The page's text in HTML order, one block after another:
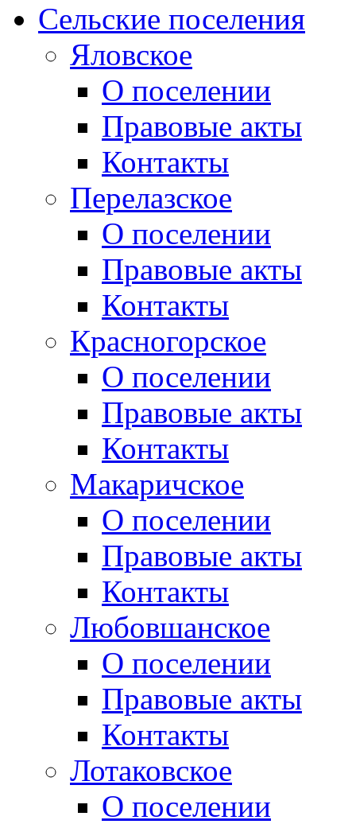
Сельские поселения
Яловское
О поселении
Правовые акты
Контакты
Перелазское
О поселении
Правовые акты
Контакты
Красногорское
О поселении
Правовые акты
Контакты
Макаричское
О поселении
Правовые акты
Контакты
Любовшанское
О поселении
Правовые акты
Контакты
Лотаковское
О поселении